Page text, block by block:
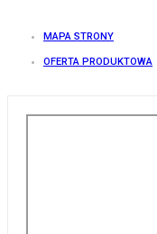
MAPA STRONY
OFERTA PRODUKTOWA